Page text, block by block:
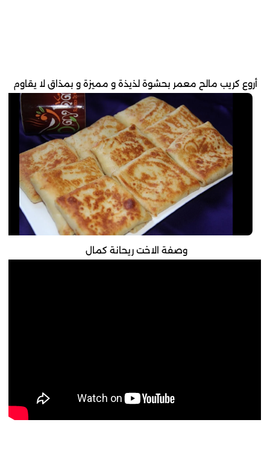
أروع كريب مالح معمر بحشوة لذيذة و مميزة و بمذاق لا يقاوم
وصفة الاخت ريحانة كمال